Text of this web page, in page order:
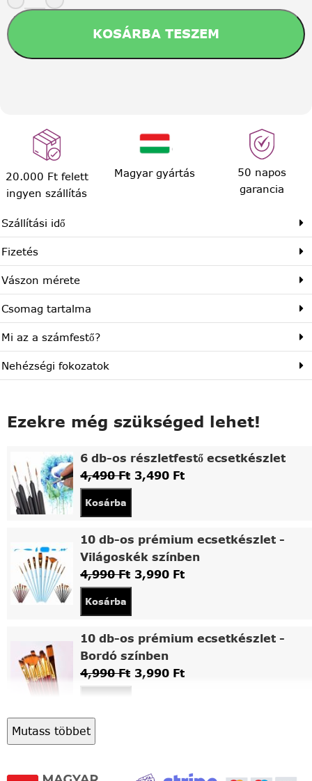
KOSÁRBA TESZEM
20.000 Ft felett
ingyen szállítás
Magyar gyártás
50 napos
garancia
Szállítási idő
Fizetés
Vászon mérete
Csomag tartalma
Mi az a számfestő?
Nehézségi fokozatok
Ezekre még szükséged lehet!
6 db-os részletfestő ecsetkészlet
4,490Ft 3,490 Ft
Kosárba
10 db-os prémium ecsetkészlet -
Világoskék színben
4,990Ft 3,990 Ft
Kosárba
10 db-os prémium ecsetkészlet -
Bordó színben
4,990Ft 3,990 Ft
Asztali fa festőállvány
Mutass többet